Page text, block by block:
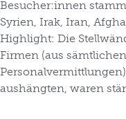
Besucher:innen
Syrien, Irak, Iran,
Highlight: Die
Firmen (aus
aushängten, waren